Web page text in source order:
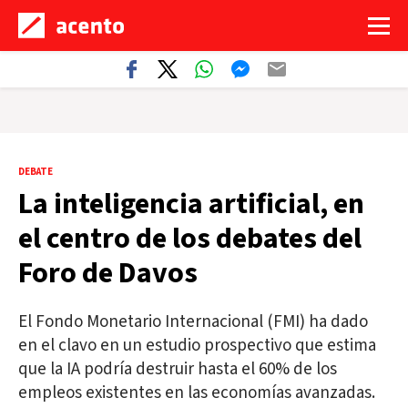
DEBATE
La inteligencia artificial, en
el centro de los debates del
Foro de Davos
El Fondo Monetario Internacional (FMI) ha dado
en el clavo en un estudio prospectivo que estima
que la IA podría destruir hasta el 60% de los
empleos existentes en las economías avanzadas.